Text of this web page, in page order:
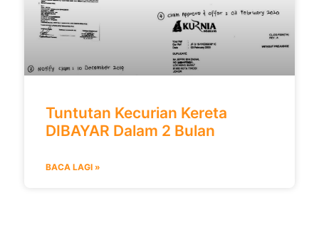
Tuntutan Kecurian Kereta
DIBAYAR Dalam 2 Bulan
BACA LAGI »